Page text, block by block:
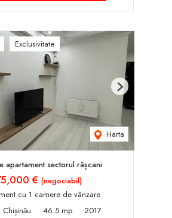
Exclusivitate
Harta
Next
apartament sectorul râșcani
€ (negociabil)
cu 1 camere de vânzare
Chișinău
46.5 mp
2017